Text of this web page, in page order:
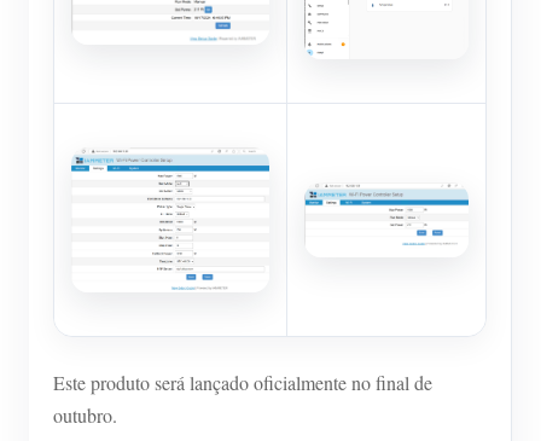
Este produto será lançado oficialmente no final de
outubro.